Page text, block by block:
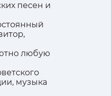
песен и
любую
музыка